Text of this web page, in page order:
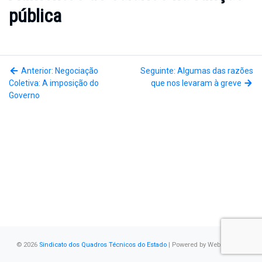
pública
Anterior: Negociação
Coletiva: A imposição do
Governo
Seguinte: Algumas das razões
que nos levaram à greve
© 2026 Sindicato dos Quadros Técnicos do Estado | Powered by WebSystems